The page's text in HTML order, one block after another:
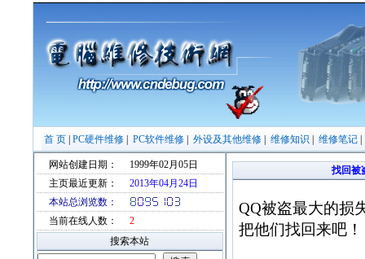
首 页 PC硬件维修 PC软件维修 外设及其他维修 维修知识 维修笔记
网站创建日期：
1999年02月05日
主页最近更新：
2013年04月24日
本站总浏览数：
当前在线人数：
2
搜索本站
找回被
QQ被盗最大的损
把他们找回来吧！